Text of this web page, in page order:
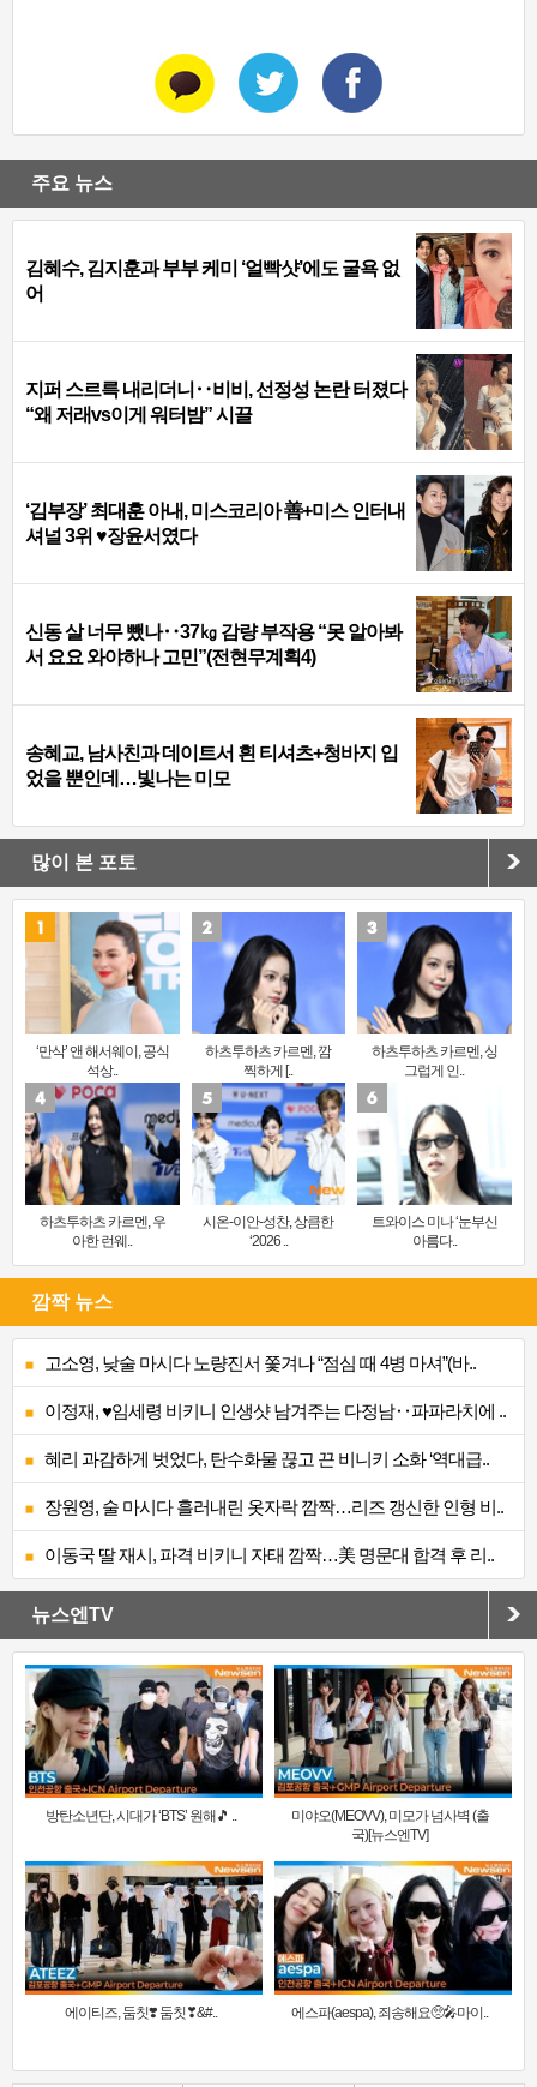
주요 뉴스
김혜수, 김지훈과 부부 케미 ‘얼빡샷’에도 굴욕 없
어
지퍼 스르륵 내리더니‥비비, 선정성 논란 터졌다
“왜 저래vs이게 워터밤” 시끌
‘김부장’ 최대훈 아내, 미스코리아 善+미스 인터내
셔널 3위 ♥장윤서였다
신동 살 너무 뺐나‥37㎏ 감량 부작용 “못 알아봐
서 요요 와야하나 고민”(전현무계획4)
송혜교, 남사친과 데이트서 흰 티셔츠+청바지 입
었을 뿐인데…빛나는 미모
많이 본 포토
‘만삭’ 앤 해서웨이, 공식
석상..
하츠투하츠 카르멘, 깜
찍하게 [..
하츠투하츠 카르멘, 싱
그럽게 인..
하츠투하츠 카르멘, 우
아한 런웨..
시온-이안-성찬, 상큼한
‘2026 ..
트와이스 미나 ‘눈부신
아름다..
깜짝 뉴스
고소영, 낮술 마시다 노량진서 쫓겨나 “점심 때 4병 마셔”(바..
이정재, ♥임세령 비키니 인생샷 남겨주는 다정남‥파파라치에 ..
혜리 과감하게 벗었다, 탄수화물 끊고 끈 비니키 소화 ‘역대급..
장원영, 술 마시다 흘러내린 옷자락 깜짝…리즈 갱신한 인형 비..
이동국 딸 재시, 파격 비키니 자태 깜짝…美 명문대 합격 후 리..
뉴스엔TV
방탄소년단, 시대가 ‘BTS’ 원해🎵 ..
미야오(MEOVV), 미모가 넘사벽 (출
국)[뉴스엔TV]
에이티즈, 둠칫❣️ 둠칫❣&#.. 에스파(aespa), 죄송해요🥺🎤마이..